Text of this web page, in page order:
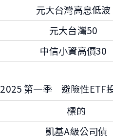
元大台灣高息低波
元大台灣50
中信小資高價30
2025 第一季 避險性ETF
標的
凱基A級公司債